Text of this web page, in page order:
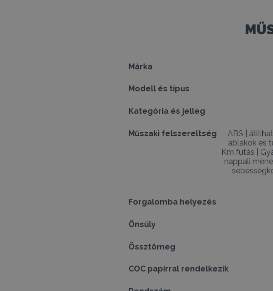
Márka
Modell és típus
Kategória és jelleg
Műszaki felszereltség ABS
ablakok és
Km futás
nappali
Forgalomba helyezés
Önsúly
Össztömeg
COC papírral rendelkezik